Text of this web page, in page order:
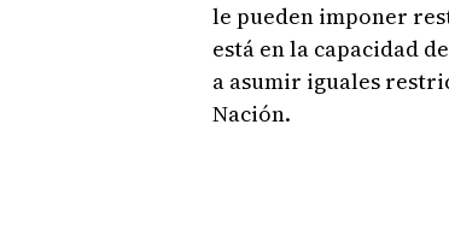
le pueden imponer
está en la capacidad
a asumir iguales
Nación.